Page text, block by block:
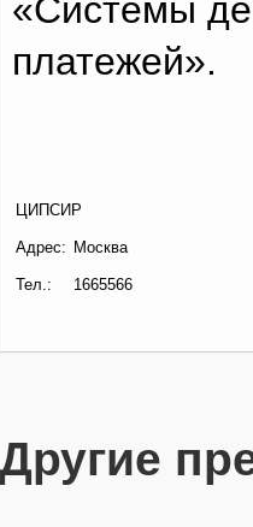
«Системы
платежей».
ЦИПСИР
Адрес: Москва
Тел.: 1665566
Другие